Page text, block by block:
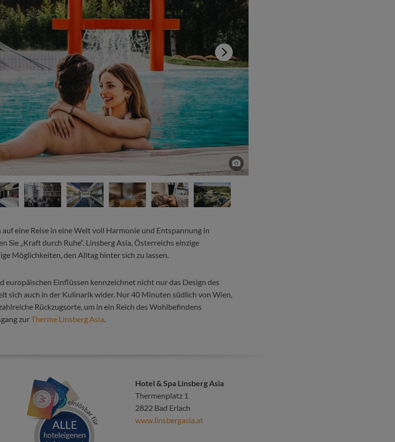
eine Reise in eine Welt voll Harmonie und Entspannung in
Sie „Kraft durch Ruhe“. Linsberg Asia, Österreichs einzige
Möglichkeiten, den Alltag hinter sich zu lassen.
europäischen Einflüssen kennzeichnet nicht nur das Design des
sich auch in der Kulinarik wider. Nur 40 Minuten südlich von Wien,
Rückzugsorte, um in ein Reich des Wohlbefindens
zurTherme Linsberg Asia.
Hotel & Spa Linsberg Asia
Thermenplatz 1
2822 Bad Erlach
www.linsbergasia.at